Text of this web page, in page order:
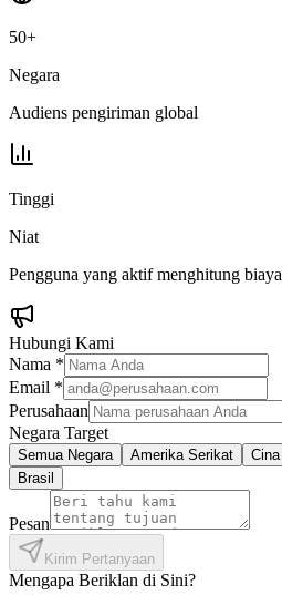
50+
Negara
Audiens pengiriman global
Tinggi
Niat
Pengguna yang aktif menghitung biaya
Hubungi Kami
Nama *
Email *
Perusahaan
Negara Target
Semua Negara Amerika Serikat Cina
Brasil
Pesan
Kirim Pertanyaan
Mengapa Beriklan di Sini?